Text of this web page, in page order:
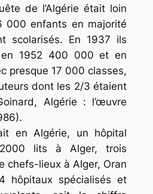
de l’Algérie était loin
000 enfants en majorité
scolarisés. En 1937 ils
1952 400 000 et en
presque 17 000 classes,
dont les 2/3 étaient
Algérie : l’œuvre
en Algérie, un hôpital
lits à Alger, trois
chefs-lieux à Alger, Oran
hôpitaux spécialisés et